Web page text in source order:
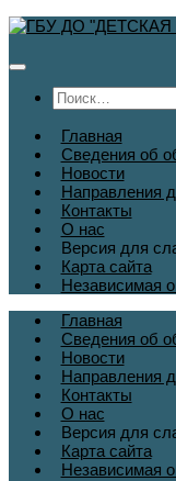
Перейти
содержимому
Найти:
Главная
Сведения об
Новости
Направления
Контакты
О нас
Версия для
Карта сайта
Независимая
Главная
Сведения об
Новости
Направления
Контакты
О нас
Версия для
Карта сайта
Независимая